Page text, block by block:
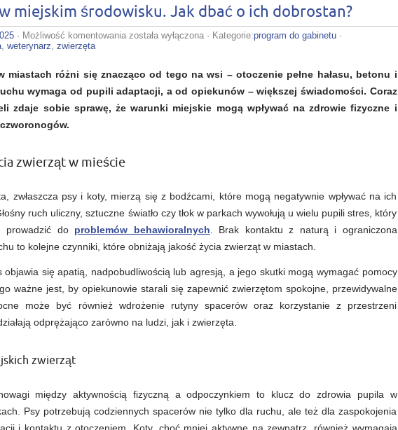
miejskim środowisku. Jak dbać o ich dobrostan?
· Możliwość komentowania Zwierzęta
Jak
dbać
o
ich
została wyłączona · Kategorie:program do gabinetu ·
, weterynarz, zwierzęta
miastach różni się znacząco od tego na wsi – otoczenie pełne hałasu, betonu i
wymaga od pupili adaptacji, a od opiekunów – większej świadomości. Coraz
zdaje sobie sprawę, że warunki miejskie mogą wpływać na zdrowie fizyczne i
zwierząt w mieście
zwłaszcza psy i koty, mierzą się z bodźcami, które mogą negatywnie wpływać na ich
ruch uliczny, sztuczne światło czy tłok w parkach wywołują u wielu pupili stres, który
prowadzić do problemów behawioralnych. Brak kontaktu z naturą i ograniczona
to kolejne czynniki, które obniżają jakość życia zwierząt w miastach.
objawia się apatią, nadpobudliwością lub agresją, a jego skutki mogą wymagać pomocy
ważne jest, by opiekunowie starali się zapewnić zwierzętom spokojne, przewidywalne
może być również wdrożenie rutyny spacerów oraz korzystanie z przestrzeni
odprężająco zarówno na ludzi, jak i zwierzęta.
zwierząt
między aktywnością fizyczną a odpoczynkiem to klucz do zdrowia pupila w
Psy potrzebują codziennych spacerów nie tylko dla ruchu, ale też dla zaspokojenia